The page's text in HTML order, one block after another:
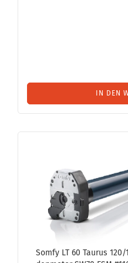
IN DEN
Somfy LT 60 Tau­rus